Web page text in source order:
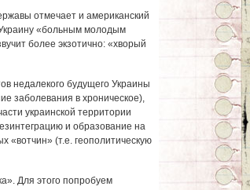
отмечает и американский
«больным молодым
более экзотично: «хворый
недалекого будущего Украины
заболевания в хроническое),
украинской территории
и образование на
«вотчин» (т.е. геополитическую
Для этого попробуем